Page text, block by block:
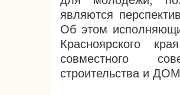
являются
Об этом
Красноярского
совместного
строительства и